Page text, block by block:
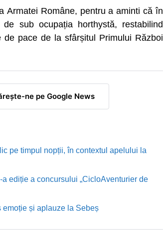
Armatei Române, pentru a aminti că în
sub ocupația horthystă, restabilind
pace de la sfârșitul Primului Război
ne pe Google News
pe timpul nopții, în contextul apelului la
ediție a concursului „CicloAventurier de
emoție și aplauze la Sebeș